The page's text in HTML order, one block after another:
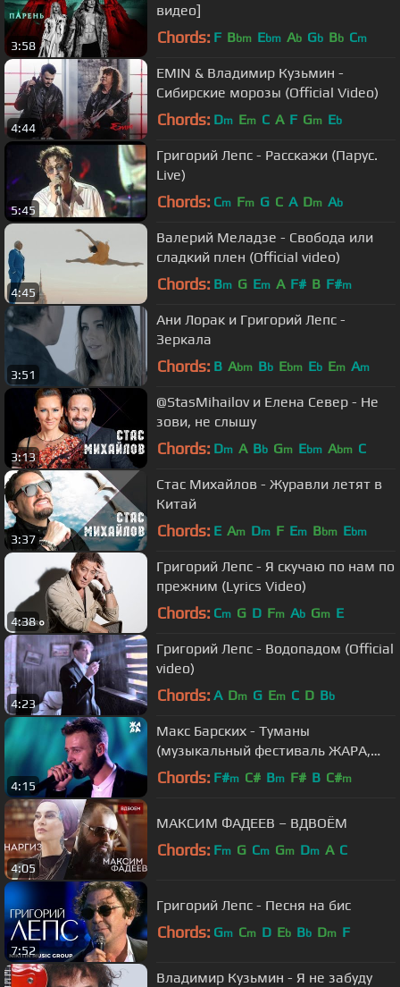
3:58
видео]
Chords: F Bbm Ebm Ab Gb Bb Cm
4:44
EMIN & Владимир Кузьмин -
Сибирские морозы (Official Video)
Chords: Dm Em C A F Gm Eb
5:45
Григорий Лепс - Расскажи (Парус.
Live)
Chords: Cm Fm G C A Dm Ab
4:45
Валерий Меладзе - Свобода или
сладкий плен (Official video)
Chords: Bm G Em A F# B F#m
3:51
Ани Лорак и Григорий Лепс -
Зеркала
Chords: B Abm Bb Ebm Eb Em Am
3:13
@StasMihailov и Елена Север - Не
зови, не слышу
Chords: Dm A Bb Gm Ebm Abm C
3:37
Стас Михайлов - Журавли летят в
Китай
Chords: E Am Dm F Em Bbm Ebm
4:38
Григорий Лепс - Я скучаю по нам по
прежним (Lyrics Video)
Chords: Cm G D Fm Ab Gm E
4:23
Григорий Лепс - Водопадом (Official
video)
Chords: A Dm G Em C D Bb
4:15
Макс Барских - Туманы
(музыкальный фестиваль ЖАРА,
2017)
Chords: F#m C# Bm F# B C#m
4:05
МАКСИМ ФАДЕЕВ – ВДВОЁМ
Chords: Fm G Cm Gm Dm A C
7:52
Григорий Лепс - Песня на бис
Chords: Gm Cm D Eb Bb Dm F
Владимир Кузьмин - Я не забуду